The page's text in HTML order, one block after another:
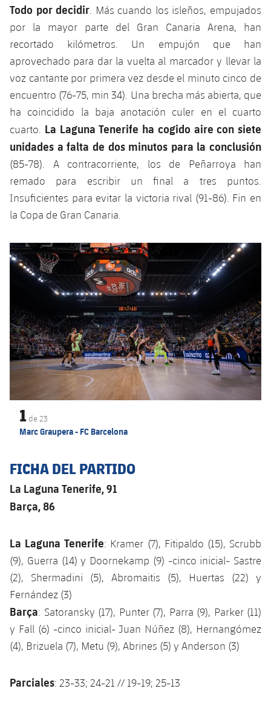
Fotos
VALORANT Rising
VALORANT Game Changers
eFootball
Todo por decidir . Más cuando los isleños, empujados
por la mayor parte del Gran Canaria Arena, han
recortado kilómetros. Un empujón que han
aprovechado para dar la vuelta al marcador y llevar la
voz cantante por primera vez desde el minuto cinco de
encuentro (76-75, min 34). Una brecha más abierta, que
ha coincidido la baja anotación culer en el cuarto
cuarto. La Laguna Tenerife ha cogido aire con siete
unidades a falta de dos minutos para la conclusión
(85-78). A contracorriente, los de Peñarroya han
remado para escribir un final a tres puntos.
Insuficientes para evitar la victoria rival (91-86). Fin en
la Copa de Gran Canaria.
Anterior
label.aria.chevronleft Siguiente
1 de 23
Marc Graupera - FC Barcelona
FICHA DEL PARTIDO
La Laguna Tenerife, 91
Barça, 86
La Laguna Tenerife: Kramer (7), Fitipaldo (15), Scrubb
(9), Guerra (14) y Doornekamp (9) -cinco inicial- Sastre
(2), Shermadini (5), Abromaitis (5), Huertas (22) y
Fernández (3)
Barça: Satoransky (17), Punter (7), Parra (9), Parker (11)
y Fall (6) -cinco inicial- Juan Núñez (8), Hernangómez
(4), Brizuela (7), Metu (9), Abrines (5) y Anderson (3)
Parciales: 23-33; 24-21 // 19-19; 25-13